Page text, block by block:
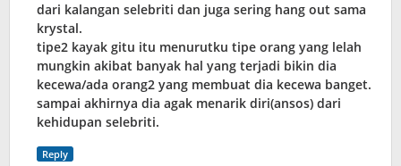
dari kalangan selebriti dan juga sering hang out sama
krystal.
tipe2 kayak gitu itu menurutku tipe orang yang lelah
mungkin akibat banyak hal yang terjadi bikin dia
kecewa/ada orang2 yang membuat dia kecewa banget.
sampai akhirnya dia agak menarik diri(ansos) dari
kehidupan selebriti.
Reply